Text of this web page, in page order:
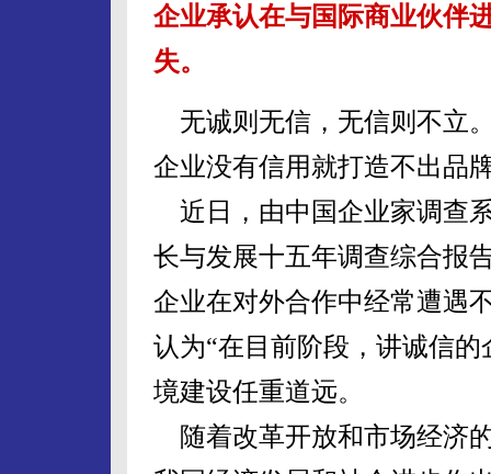
企业承认在与国际商业伙伴
失。
无诚则无信，无信则不立
企业没有信用就打造不出品
近日，由中国企业家调查
长与发展十五年调查综合报
企业在对外合作中经常遭遇
认为“在目前阶段，讲诚信
境建设任重道远。
随着改革开放和市场经济